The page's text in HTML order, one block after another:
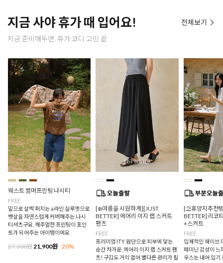
지금 사야 휴가 때 입어요!
지금 준비해두면, 휴가 코디 고민 끝
전체보기
웨스트 썸머프린팅 나시티
FREE
밑으로 살짝 퍼지는 a라인 실루엣으로
뱃살을 자연스럽게 커버해주는 나시
티셔츠구요, 캐주얼한 프린팅이 포인
트가 되어주는 아이템이에요
27,300원 21,900원 20%
[❄️여름을 시원하게][JUST
BETTER] 에어리 이지 랩 스커트
팬츠
FREE
프리미엄 ITY 원단으로 피부에 닿는
순간 차가운, 에어리 이지 랩 스커트 팬
츠! 구김도 거의 없어 별다른 관리가 필
[⛱️휴양지추천
BETTER] 리코
+스커트
FREE
입체적인 웨이브
페미닌 감성이 느
우스는 내어 입기